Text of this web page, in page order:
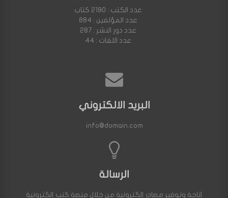
عدد الكتب : 2190 كتاب
عدد المؤلفين : 884
عدد دور النشر : 287
عدد اللغات : 44
البريد الالكتروني
info@domain.com
الرسالة
إتاحة وتوفير مصادر إلكترونية من خلال منصة كتب إلكترونية